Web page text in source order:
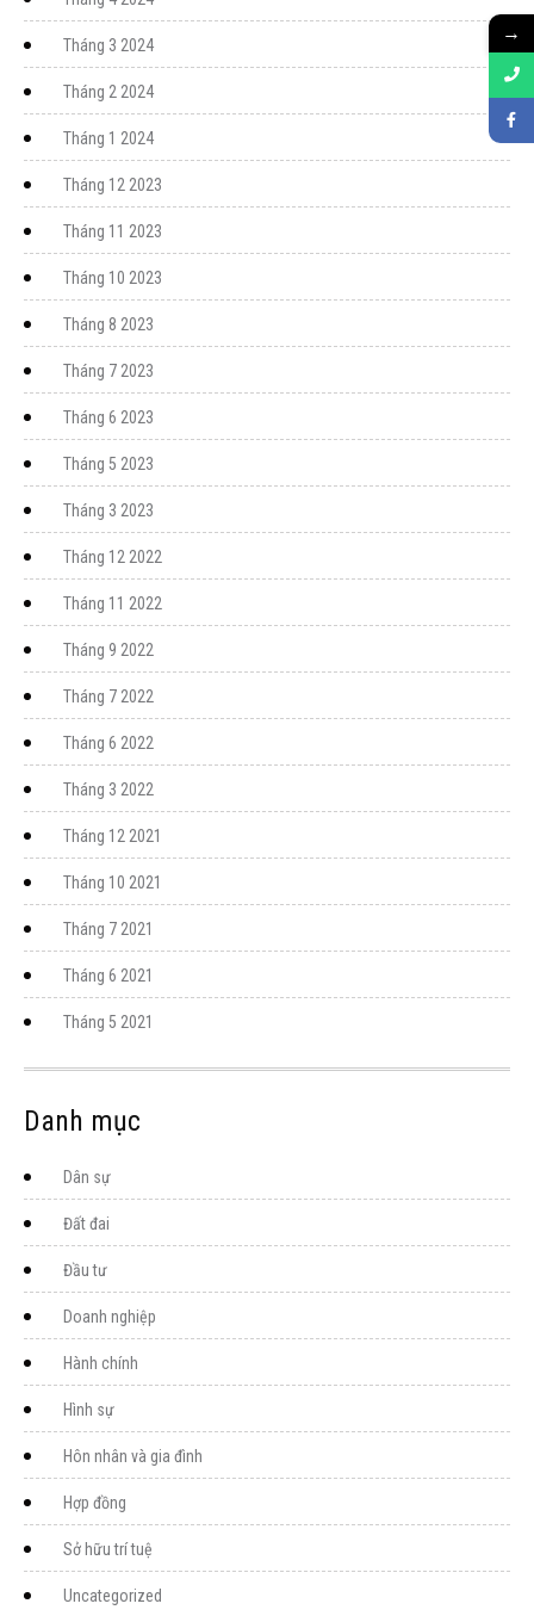
Tháng 3 2024
Tháng 2 2024
Tháng 1 2024
Tháng 12 2023
Tháng 11 2023
Tháng 10 2023
Tháng 8 2023
Tháng 7 2023
Tháng 6 2023
Tháng 5 2023
Tháng 3 2023
Tháng 12 2022
Tháng 11 2022
Tháng 9 2022
Tháng 7 2022
Tháng 6 2022
Tháng 3 2022
Tháng 12 2021
Tháng 10 2021
Tháng 7 2021
Tháng 6 2021
Tháng 5 2021
Danh mục
Dân sự
Đất đai
Đầu tư
Doanh nghiệp
Hành chính
Hình sự
Hôn nhân và gia đình
Hợp đồng
Sở hữu trí tuệ
Uncategorized
→